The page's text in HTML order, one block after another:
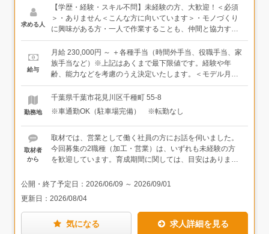
工の流れ＞・未加工のゴムロールが搬入される↓・前工程の
処理を行う（古くなったゴムをはがす、協力会社に依頼し
新しいゴムを巻いてもらうなど）↓・旋盤で図面の指示通り
る↓・品質検査、出荷＜入社後は…＞未経験の方でもやりや
すい、前工程の古くなったゴムをはがす作業からスター
ト。先輩について、少しずつ旋盤の操作も覚えていきまし
す。自分の持ち場で集中して、仕上がりやスピードを少し
ずつ高めていきます。後工程の仕上げまでできるようにな
るには時間がかかりますが、急かしません。色々な形状や
素材に対応できるようになるほど、仕事の面白さも増して
いきます。★機械オペレーションが中心のため、年齢を重
ねても働き続けやすいお仕事。ゴムロールのほかにもブラ
シロール、樹脂ロールなど様々な素材・形状があるので、
れば基本は一人で行います。搬入・出荷対応など複数人で
協力する作業もあります。
求める人
【学歴・経験・スキル不問】未経験の方、大歓迎！＜必須
＞・ありません＜こんな方に向いています＞・モノづくり
に興味がある方・一人で作業することも、仲間と協力する
ことも好きな方・作業効率を考えたり、手を動かすのが好
きな方
給与
月給 230,000円 ～ ＋各種手当（時間外手当、役職手当、家
族手当など）※上記はあくまで最下限値です。経験や年
齢、能力などを考慮のうえ決定いたします。＜モデル月収
例＞230,000円＋残業代（10時間、20,000円）、交通費
（距離に準ずる）＜モデル年収例＞330万円／入社5年目、
25歳 390万円／入社10年目、30歳 450万円／入社15年
目、35歳
勤務地
千葉県千葉市花見川区千種町 55-8
※車通勤OK（駐車場完備） ※転勤なし
取材者
から
取材では、営業として働く社員の方にお話を伺いました。
今回募集の2職種（加工・営業）は、いずれも未経験の方
を歓迎しています。育成期間に関しては、目安はあります
ードは気にしません、ゆっくり覚えていってくれれば大丈
える環境で、安心して働けそうですね。
お知り合いの紹介で入社した方もいるそうで、働きやすい
公開・終了予定日： 2026/06/09 ～ 2026/09/01
更新日： 2026/08/04
気になる 求人詳細を見る